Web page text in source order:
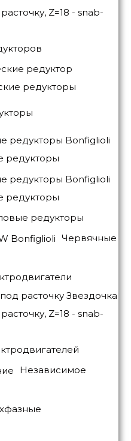
редукторы
редукторы
редукторы
редукторы
Червячные
Независимое